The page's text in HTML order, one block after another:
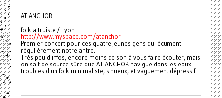
AT ANCHOR
folk altruiste / Lyon
http://www.myspace.com/atanchor
Premier concert pour ces quatre jeunes gens qui écument
régulièrement notre antre.
Très peu d'infos, encore moins de son à vous faire écouter, mais
on sait de source sûre que AT ANCHOR navigue dans les eaux
troubles d'un folk minimaliste, sinueux, et vaguement dépressif.